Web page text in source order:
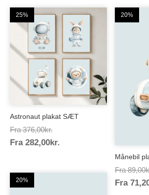
25%
Astronaut plakat SÆT
Fra 376,00kr.Prisinterval:
376,00kr.
Fra 282,00kr.
20%
Månebil
Fra 89,00
Fra
20%